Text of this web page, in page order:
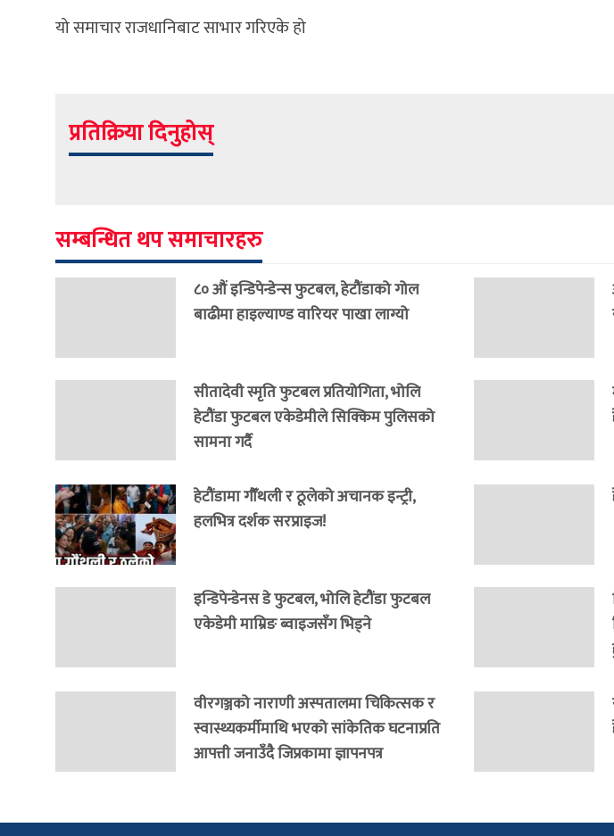
यो समाचार राजधानिबाट साभार गरिएके हो
प्रतिक्रिया दिनुहोस्
सम्बन्धित थप समाचारहरु
८० औं इन्डिपेन्डेन्स फुटबल, हेटौंडाको गोल
बाढीमा हाइल्याण्ड वारियर पाखा लाग्यो
सीतादेवी स्मृति फुटबल प्रतियोगिता, भोलि
हेटौंडा फुटबल एकेडेमीले सिक्किम पुलिसको
सामना गर्दै
हेटौंडामा गौँथली र ठूलेको अचानक इन्ट्री,
हलभित्र दर्शक सरप्राइज!
इन्डिपेन्डेनस डे फुटबल, भोलि हेटौंडा फुटबल
एकेडेमी माम्रिङ ब्वाइजसँग भिड्ने
वीरगञ्जको नाराणी अस्पतालमा चिकित्सक र
स्वास्थ्यकर्मीमाथि भएको सांकेतिक घटनाप्रति
आपत्ती जनाउँदै जिप्रकामा ज्ञापनपत्र